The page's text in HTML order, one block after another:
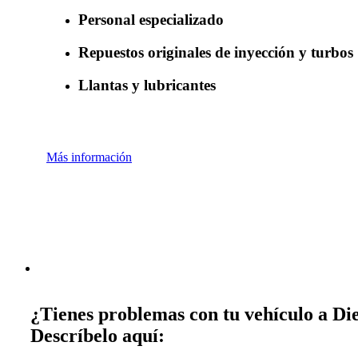
Personal especializado
Repuestos originales de inyección y turbos
Llantas y lubricantes
Más información
¿Tienes problemas con tu vehículo a
Descríbelo aquí: